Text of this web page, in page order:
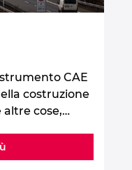
CAE
costruzione
cose,…